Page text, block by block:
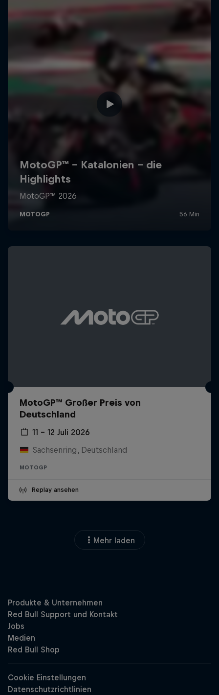
MotoGP™ Großer Preis von
Deutschland
11 – 12 Juli 2026
Sachsenring, Deutschland
MOTOGP
Replay ansehen
Mehr laden